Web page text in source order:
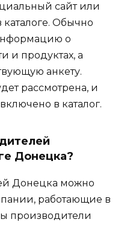
сайт или
каталоге. Обычно
о
и продуктах, а
анкету.
рассмотрена, и
в каталог.
Донецка?
Донецка можно
работающие в
производители